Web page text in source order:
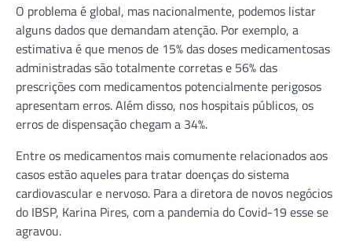
O problema é global, mas nacionalmente, podemos listar
alguns dados que demandam atenção. Por exemplo, a
estimativa é que menos de 15% das doses medicamentosas
administradas são totalmente corretas e 56% das
prescrições com medicamentos potencialmente perigosos
apresentam erros. Além disso, nos hospitais públicos, os
erros de dispensação chegam a 34%.
Entre os medicamentos mais comumente relacionados aos
casos estão aqueles para tratar doenças do sistema
cardiovascular e nervoso. Para a diretora de novos negócios
do IBSP, Karina Pires, com a pandemia do Covid-19 esse se
agravou.